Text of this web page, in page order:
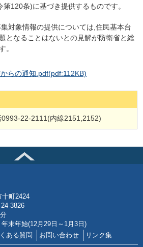
120条)に基づき提供するものです。
対象情報の提供については,住民基本台
となることはないとの見解が防衛省と総
。
らの通知.pdf(pdf:112KB)
22-2111(内線2151,2152)
十町2424
24-3826
末年始(12月29日～1月3日)
ある質問 お問い合わせ リンク集